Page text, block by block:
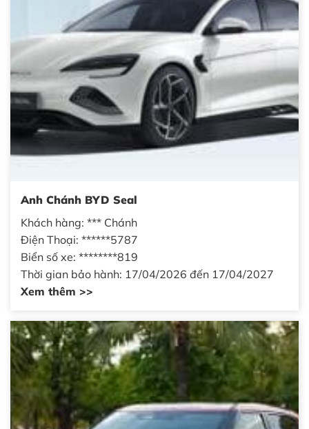
Anh Chánh BYD Seal
Khách hàng: *** Chánh
Điện Thoại: ******5787
Biển số xe: ********819
Thời gian bảo hành: 17/04/2026 đến 17/04/2027
Xem thêm >>